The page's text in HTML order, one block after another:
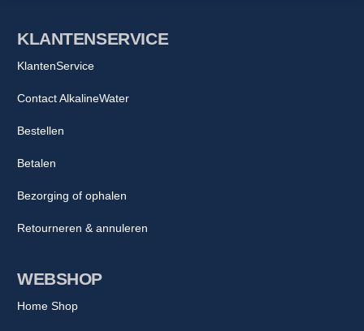
WEBSHOP
Home Shop
KLANTENSERVICE
KlantenService
Contact AlkalineWater
Bestellen
Betalen
Bezorging of ophalen
Retourneren & annuleren